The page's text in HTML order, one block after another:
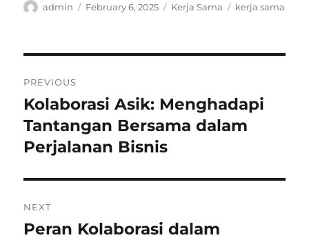
Author
admin
Posted
February 6, 2025 Categories
Kerja Sama Tags
kerja sama
navigation
PREVIOUS
Previous
post:
Kolaborasi Asik: Menghadapi
Tantangan Bersama dalam
Perjalanan Bisnis
NEXT
Next
Peran Kolaborasi dalam